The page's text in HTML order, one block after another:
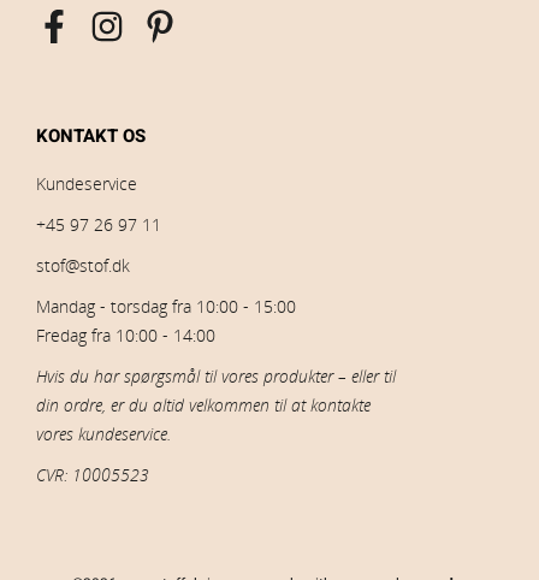
KONTAKT OS
Kundeservice
+45 97 26 97 11
stof@stof.dk
Mandag - torsdag fra 10:00 - 15:00
Fredag fra 10:00 - 14:00
Hvis du har spørgsmål til vores produkter – eller til
din ordre, er du altid velkommen til at kontakte
vores kundeservice.
CVR: 10005523